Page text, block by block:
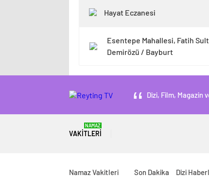
Hayat Eczanesi
Esentepe Mahallesi, Fatih
Demirözü / Bayburt
Dizi, Film, Magazin
VAKITLERI
NAMAZ
Namaz Vakitleri Son Dakika Dizi